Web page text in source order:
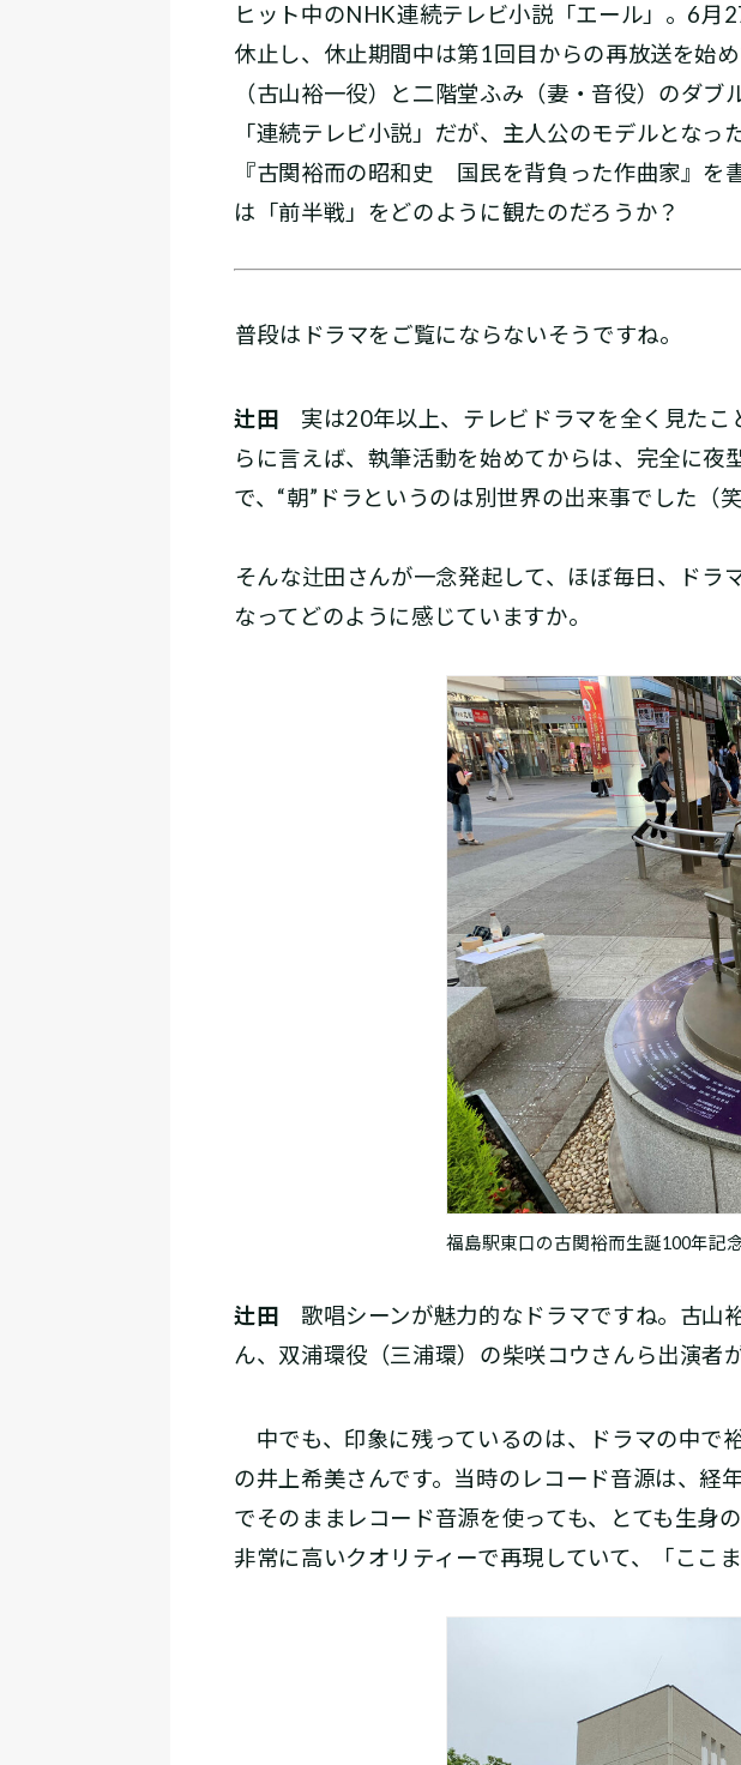
ヒット中のNHK連続テレビ小説「エール」。6月
休止し、休止期間中は第1回目からの再放送を始
（古山裕一役）と二階堂ふみ（妻・音役）のダブ
「連続テレビ小説」だが、主人公のモデルとなっ
『古関裕而の昭和史 国民を背負った作曲家』を
は「前半戦」をどのように観たのだろうか？
――普段はドラマをご覧にならないそうですね。
辻田 実は20年以上、テレビドラマを全く見たこ
らに言えば、執筆活動を始めてからは、完全に夜
で、“朝”ドラというのは別世界の出来事でした（笑
――そんな辻田さんが一念発起して、ほぼ毎日、ド
なってどのように感じていますか。
福島駅東口の古関裕而生誕100年記
辻田 歌唱シーンが魅力的なドラマですね。古山
ん、双浦環役（三浦環）の柴咲コウさんら出演者
中でも、印象に残っているのは、ドラマの中で
の井上希美さんです。当時のレコード音源は、経
でそのままレコード音源を使っても、とても生身
非常に高いクオリティーで再現していて、「ここ